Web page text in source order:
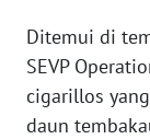
Ditemui di
SEVP
cigarillos
daun
NTT
WN
KEPRI